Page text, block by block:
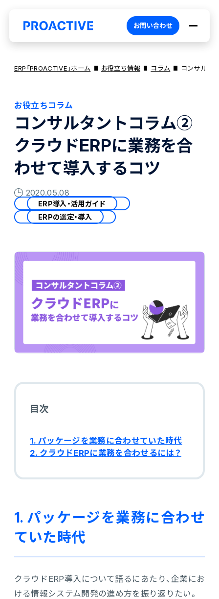
PROACTIVEとは
特長・選ばれる理由
PROACTIVE AI
ATWILL Platform
プロダクト
会計
債権管理
手形管理
固定資産管理
リース資産管理
経費
人事
個人番号管理
業務特化型オファリング
会計 PROACTIVE Finance
人事・給与 PROACTIVE People
販売管理 PROACTIVE Sales
卸売・商社
電機・機械
経営課題別オファリング
お役立ち情報
資料ダウンロード
よくあるご質問
コラム
特集記事
ニュース・トピックス
お問い合わせ
ERP「PROACTIVE」ホーム お役立ち情報 コラム コンサルタ
お役立ちコラム
コンサルタントコラム②
クラウドERPに業務を合
わせて導入するコツ
2020.05.08
ERP導入・活用ガイド
ERPの選定・導入
目次
1. パッケージを業務に合わせていた時代
2. クラウドERPに業務を合わせるには？
1. パッケージを業務に合わせ
ていた時代
クラウドERP導入について語るにあたり、企業にお
ける情報システム開発の進め方を振り返りたい。